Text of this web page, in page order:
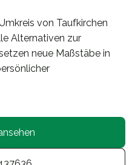
von Taufkirchen
Alternativen zur
neue Maßstäbe in